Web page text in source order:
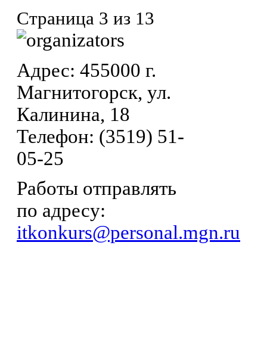
Страница 3 из 13
Адрес: 455000 г.
Магнитогорск, ул.
Калинина, 18
Телефон: (3519) 51-
05-25
Работы отправлять
по адресу:
itkonkurs@personal.mgn.ru